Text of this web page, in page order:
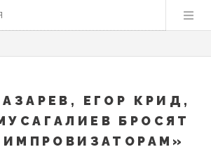
ЕГОР КРИД,
БРОСЯТ